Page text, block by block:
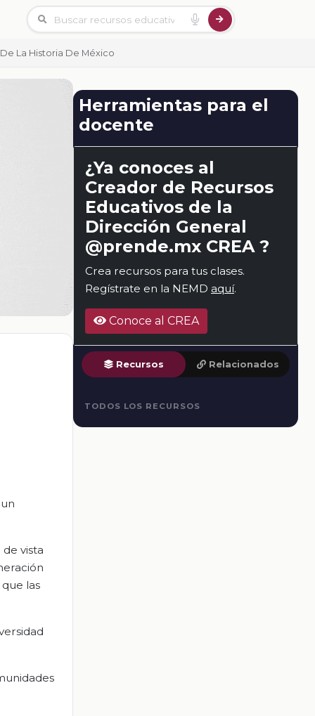
La Historia De México
vista
las
Herramientas para el
docente
¿Ya conoces al
Creador de Recursos
Educativos de la
Dirección General
@prende.mx CREA ?
Crea recursos para tus clases.
Regístrate en la NEMD aquí.
Conoce al CREA
Recursos Relacionados
TODOS LOS RECURSOS